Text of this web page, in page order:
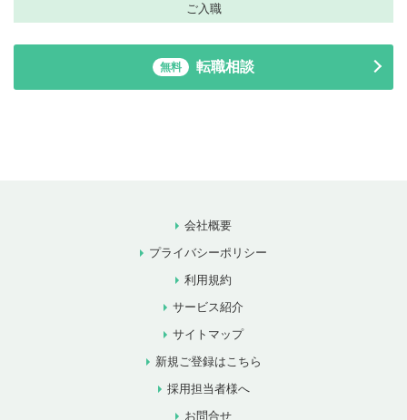
ご入職
無料 転職相談
会社概要
プライバシーポリシー
利用規約
サービス紹介
サイトマップ
新規ご登録はこちら
採用担当者様へ
お問合せ